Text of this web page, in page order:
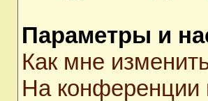
Параметры и
Как мне
На конференции